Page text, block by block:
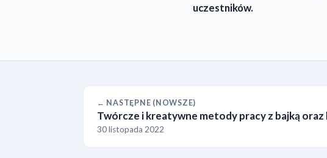
uczestników.
← NASTĘPNE (NOWSZE)
Twórcze i kreatywne metody pracy z bajką oraz
30 listopada 2022